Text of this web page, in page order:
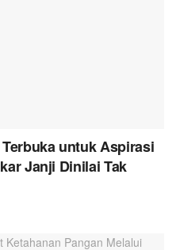
untuk Aspirasi
Janji Dinilai Tak